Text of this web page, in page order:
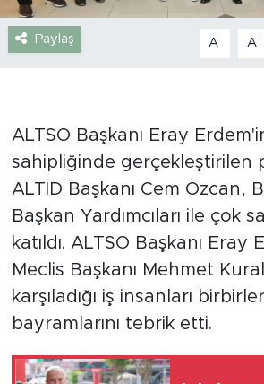
Paylaş A- A+
ALTSO Başkanı Eray
sahipliğinde gerçekleştirilen
ALTİD Başkanı Cem Özcan,
Başkan Yardımcıları ile çok
katıldı. ALTSO Başkanı Eray
Meclis Başkanı Mehmet
karşıladığı iş insanları
bayramlarını tebrik etti.
Siyaset
Turizm
Türkiye
Yaşam
Yerel